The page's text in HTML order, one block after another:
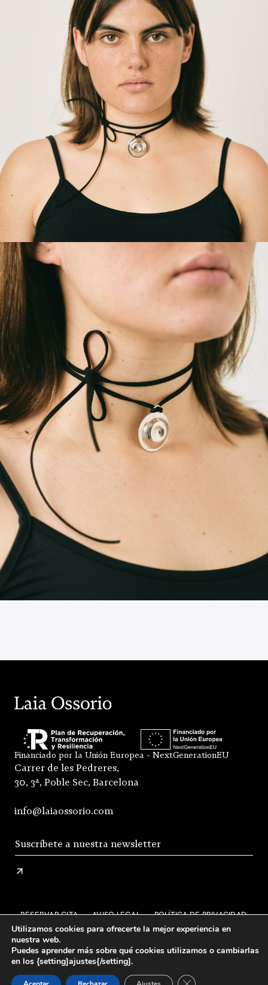
Financiado por la Unión Europea - NextGenerationEU
Carrer de les Pedreres,
30, 3ª, Poble Sec, Barcelona
info@laiaossorio.com
RESERVAR CITA AVISO LEGAL
POLÍTICA DE PRIVACIDAD
ENVÍO Y DEVOLUCIONES
CONDICIONES GENERALES DE VENTA
FAQS
Utilizamos cookies para ofrecerte la mejor experiencia en
nuestra web.
Puedes aprender más sobre qué cookies utilizamos o cambiarlas
en los {setting]ajustes{/setting].
Cerrar el banner de